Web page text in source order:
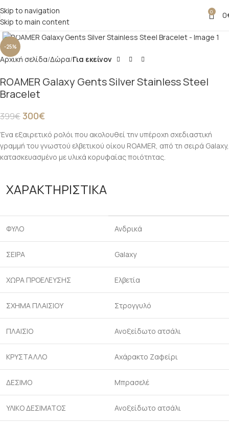
Skip to navigation
Skip to main content
0 0
-25%
Click to enlarge
Αρχική σελίδα Δώρα Για εκείνον
ROAMER Galaxy Gents Silver Stainless Steel
Bracelet
399€300€
Ένα εξαιρετικό ρολόι που ακολουθεί την υπέροχη σχεδιαστική
γραμμή του γνωστού ελβετικού οίκου ROAMER, από τη σειρά Galaxy,
κατασκευασμένο με υλικά κορυφαίας ποιότητας.
ΧΑΡΑΚΤΗΡΙΣΤΙΚΑ
ΦΥΛΟ Ανδρικά
ΣΕΙΡΑ Galaxy
ΧΩΡΑ ΠΡΟΕΛΕΥΣΗΣ Ελβετία
ΣΧΗΜΑ ΠΛΑΙΣΙΟΥ Στρογγυλό
ΠΛΑΙΣΙΟ Ανοξείδωτο ατσάλι
ΚΡΥΣΤΑΛΛΟ Αχάρακτο Ζαφείρι
ΔΕΣΙΜΟ Μπρασελέ
ΥΛΙΚΟ ΔΕΣΙΜΑΤΟΣ Ανοξείδωτο ατσάλι